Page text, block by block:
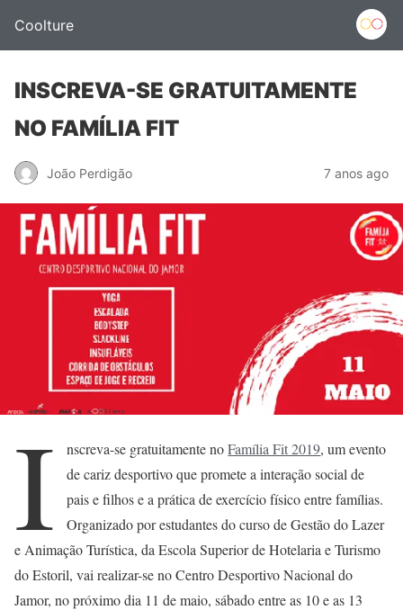
Coolture
INSCREVA-SE GRATUITAMENTE
NO FAMÍLIA FIT
João Perdigão 7 anos ago
I nscreva-se gratuitamente noFamília Fit 2019, um evento
de cariz desportivo que promete a interação social de
pais e filhos e a prática de exercício físico entre famílias.
Organizado por estudantes do curso de Gestão do Lazer
e Animação Turística, da Escola Superior de Hotelaria e Turismo
do Estoril, vai realizar-se no Centro Desportivo Nacional do
Jamor, no próximo dia 11 de maio, sábado entre as 10 e as 13